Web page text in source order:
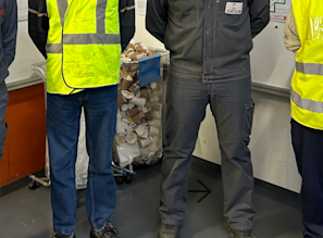
Bouton de